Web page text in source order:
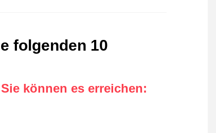
folgenden 10
können es erreichen: